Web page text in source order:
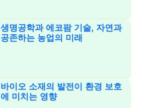
생명공학과 에코팜 기술, 자연과
공존하는 농업의 미래
바이오 소재의 발전이 환경 보호
에 미치는 영향